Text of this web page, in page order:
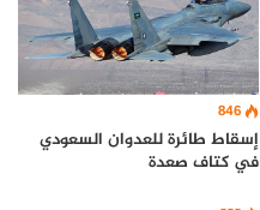
846
إسقاط طائرة للعدوان السعودي
في كتاف صعدة